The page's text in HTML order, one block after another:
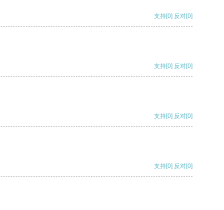
支持[0] 反对[0]
支持[0] 反对[0]
支持[0] 反对[0]
支持[0] 反对[0]